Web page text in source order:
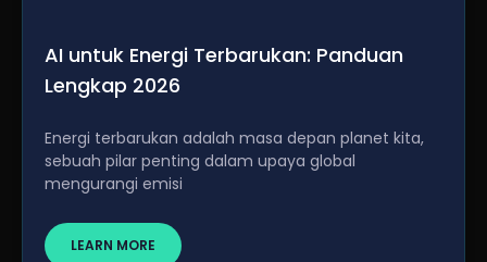
AI untuk Energi Terbarukan: Panduan
Lengkap 2026
Energi terbarukan adalah masa depan planet kita,
sebuah pilar penting dalam upaya global
mengurangi emisi
LEARN MORE